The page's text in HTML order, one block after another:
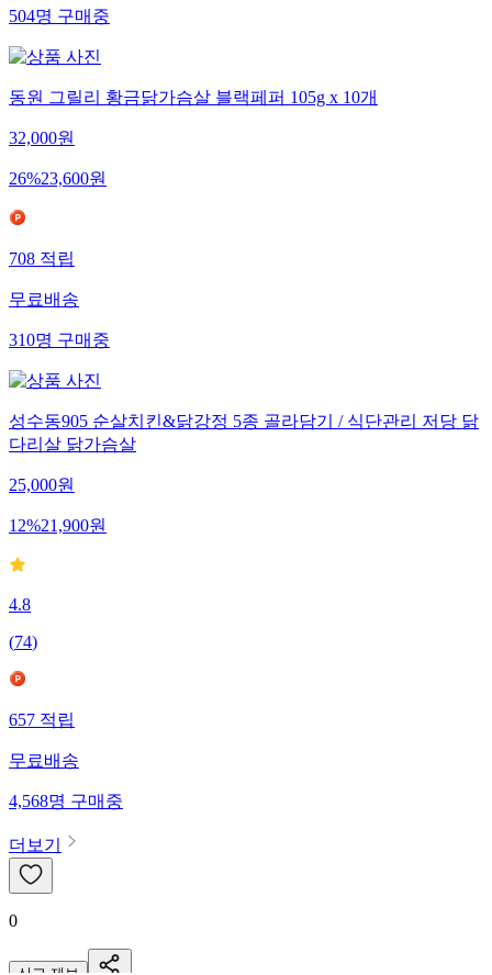
504명구매중
동원 그릴리 황금닭가슴살 블랙페퍼 105g x 10개
32,000원
26%23,600원
708적립
무료배송
310명구매중
성수동905 순살치킨&닭강정 5종 골라담기 / 식단관리 저당 닭
다리살 닭가슴살
25,000원
12%21,900원
4.8
(74)
657적립
무료배송
4,568명구매중
더보기
0